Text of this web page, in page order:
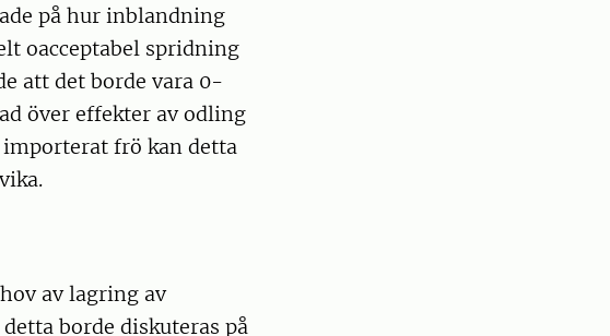
på hur inblandning
oacceptabel spridning
att det borde vara 0-
över effekter av odling
frö kan detta
av lagring av
borde diskuteras på